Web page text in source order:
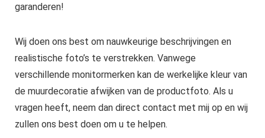
garanderen!
Wij doen ons best om nauwkeurige beschrijvingen en
realistische foto’s te verstrekken. Vanwege
verschillende monitormerken kan de werkelijke kleur van
de muurdecoratie afwijken van de productfoto. Als u
vragen heeft, neem dan direct contact met mij op en wij
zullen ons best doen om u te helpen.